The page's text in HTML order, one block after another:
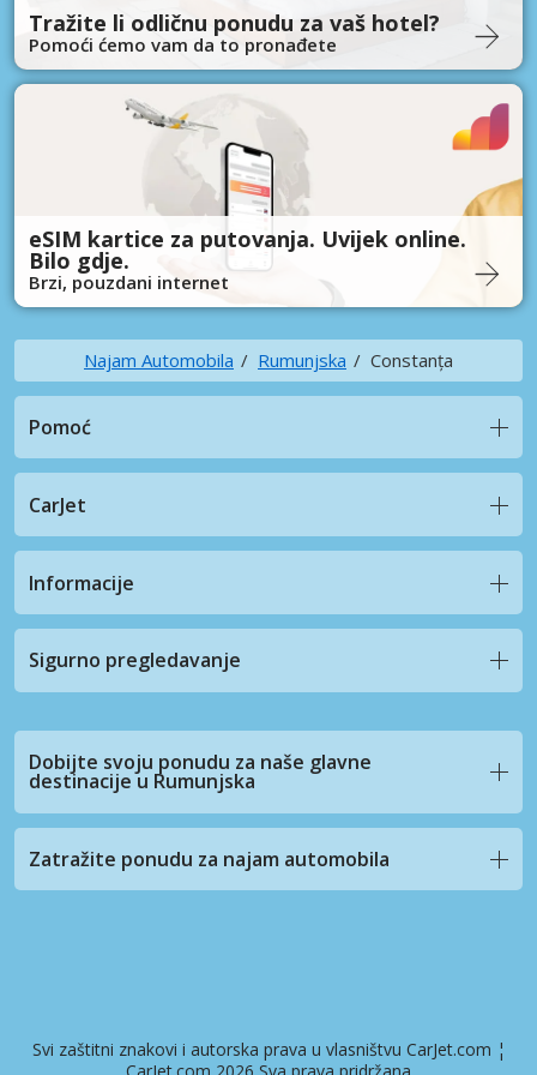
Tražite li odličnu ponudu za vaš hotel?
Pomoći ćemo vam da to pronađete
eSIM kartice za putovanja. Uvijek online.
Bilo gdje.
Brzi, pouzdani internet
Najam Automobila Rumunjska Constanța
Pomoć
CarJet
Informacije
Sigurno pregledavanje
Dobijte svoju ponudu za naše glavne
destinacije u Rumunjska
Zatražite ponudu za najam automobila
Svi zaštitni znakovi i autorska prava u vlasništvu CarJet.com ¦